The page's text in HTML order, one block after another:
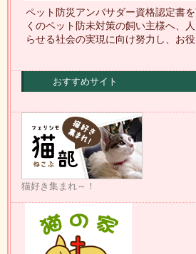
ペット防災アンバサダー資格認定書
くのペット防未対策の飼い主様へ、
らせる社会の実現に向け努力し、お
おすすめサイト
猫好き集まれ～！